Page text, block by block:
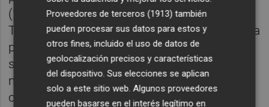
(2008), Ya nadie llora por mí (2017) y
Tongolele no sabía bailar (2021). También ha
publicado sus memorias de la revolución
sandinista, de la que fue protagonista, Adiós
muchachos (1999). Su último libro de
cuentos es Ese día cayó en domingo
Proveedores de terceros (1913) también
pueden procesar sus datos para estos y
otros fines, incluido el uso de datos de
geolocalización precisos y características
del dispositivo. Sus elecciones se aplican
solo a este sitio web. Algunos proveedores
pueden basarse en el interés legítimo en